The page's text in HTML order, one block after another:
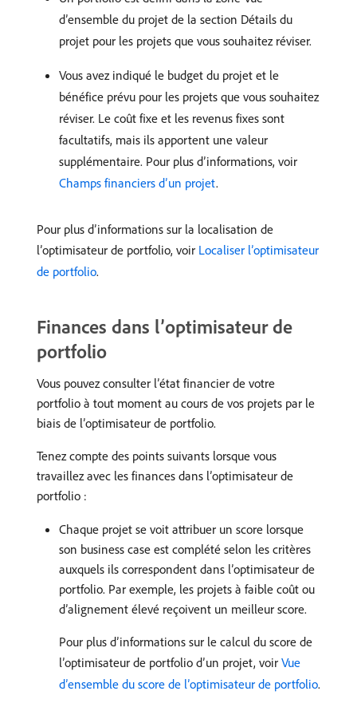
d’ensemble du projet de la section Détails du
projet pour les projets que vous souhaitez réviser.
Vous avez indiqué le budget du projet et le
bénéfice prévu pour les projets que vous souhaitez
réviser. Le coût fixe et les revenus fixes sont
facultatifs, mais ils apportent une valeur
supplémentaire. Pour plus d’informations, voir
Champs financiers d’un projet.
Pour plus d’informations sur la localisation de
l’optimisateur de portfolio, voir Localiser l’optimisateur
de portfolio.
Finances dans l’optimisateur de
portfolio
Vous pouvez consulter l’état financier de votre
portfolio à tout moment au cours de vos projets par le
biais de l’optimisateur de portfolio.
Tenez compte des points suivants lorsque vous
travaillez avec les finances dans l’optimisateur de
portfolio :
Chaque projet se voit attribuer un score lorsque
son business case est complété selon les critères
auxquels ils correspondent dans l’optimisateur de
portfolio. Par exemple, les projets à faible coût ou
d’alignement élevé reçoivent un meilleur score.
Pour plus d’informations sur le calcul du score de
l’optimisateur de portfolio d’un projet, voir Vue
d’ensemble du score de l’optimisateur de portfolio.